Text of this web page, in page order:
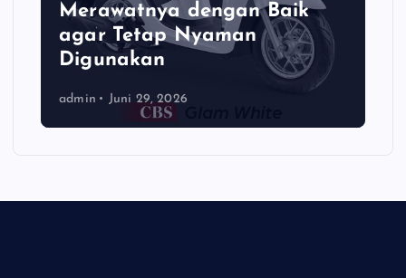
Merawatnya dengan Baik
agar Tetap Nyaman
Digunakan
admin Juni 29, 2026